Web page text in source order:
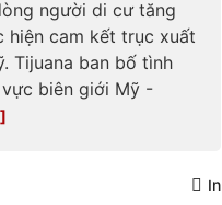
người di cư tăng
hiện cam kết trục xuất
Tijuana ban bố tình
biên giới Mỹ -
In